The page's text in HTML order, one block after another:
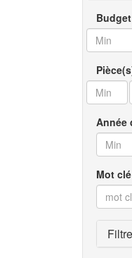
Budget
Année
Mot